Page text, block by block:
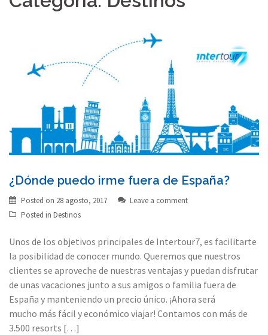
¿Dónde puedo irme fuera de España?
Posted on 28 agosto, 2017
Leave a comment
Posted in Destinos
Unos de los objetivos principales de Intertour7, es facilitarte
la posibilidad de conocer mundo. Queremos que nuestros
clientes se aproveche de nuestras ventajas y puedan disfrutar
de unas vacaciones junto a sus amigos o familia fuera de
España y manteniendo un precio único. ¡Ahora será
mucho más fácil y económico viajar! Contamos con más de
3.500 resorts […]